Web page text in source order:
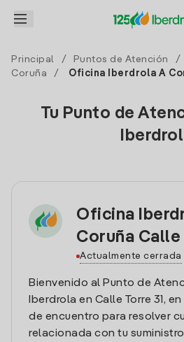
Principal / Puntos de Atención /
Coruña
/ Oficina Iberdrola A
Tu Punto de
Oficina
Coruña Calle
Actualmente cerrada
Bienvenido al Punto de
Iberdrola en Calle Torre 31,
de encuentro para resolver
relacionada con tu